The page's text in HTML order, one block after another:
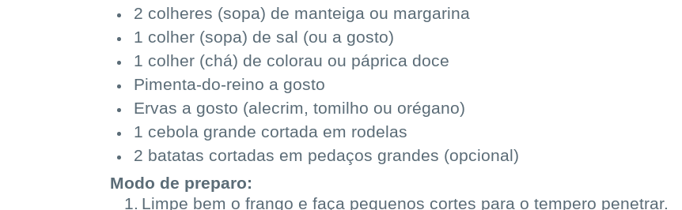
2 colheres (sopa) de manteiga ou margarina
1 colher (sopa) de sal (ou a gosto)
1 colher (chá) de colorau ou páprica doce
Pimenta-do-reino a gosto
Ervas a gosto (alecrim, tomilho ou orégano)
1 cebola grande cortada em rodelas
2 batatas cortadas em pedaços grandes (opcional)
Modo de preparo:
1. Limpe bem o frango e faça pequenos cortes para o tempero penetrar.